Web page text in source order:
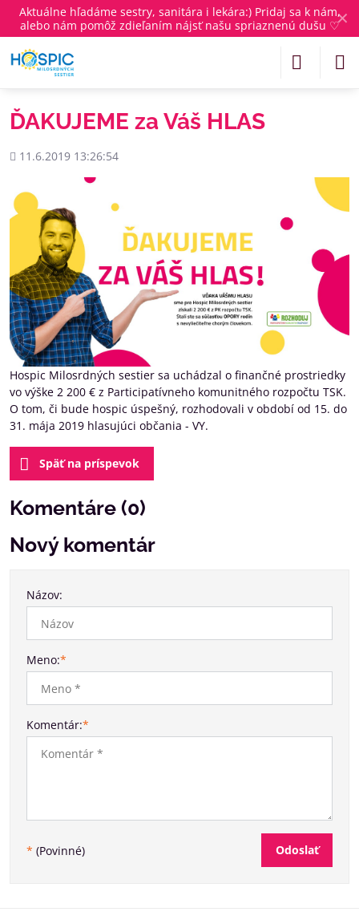
✕
Aktuálne hľadáme sestry, sanitára i lekára:) Pridaj sa k nám,
alebo nám pomôž zdieľaním nájsť našu spriaznenú dušu ♡
ĎAKUJEME za Váš HLAS
Pridané
11.6.2019 13:26:54
Hospic Milosrdných sestier sa uchádzal o finančné prostriedky
vo výške 2 200 € z Participatívneho komunitného rozpočtu TSK.
O tom, či bude hospic úspešný, rozhodovali v období od 15. do
31. mája 2019 hlasujúci občania - VY.
Späť na príspevok
Komentáre (0)
Nový komentár
Názov:
Meno:*
Komentár:*
* (Povinné) Odoslať